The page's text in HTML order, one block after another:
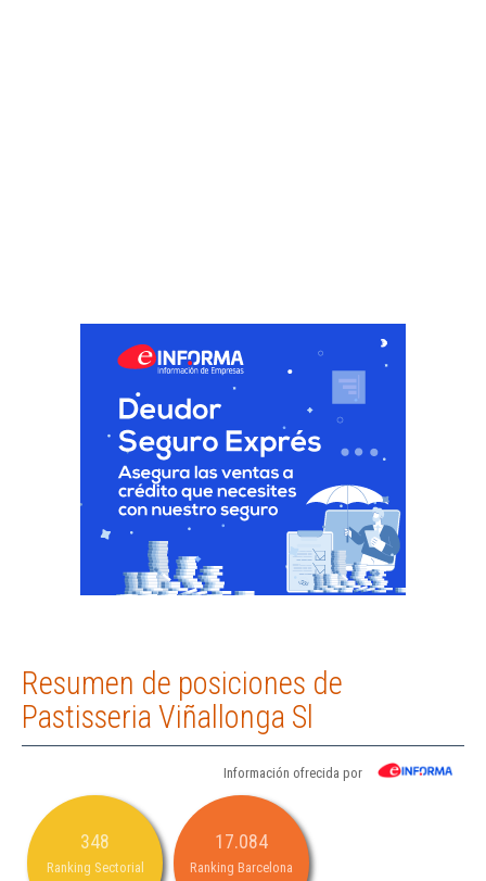
Resumen de posiciones de
Pastisseria Viñallonga Sl
Información ofrecida por
348
Ranking Sectorial
17.084
Ranking Barcelona